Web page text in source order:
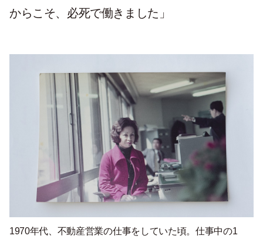
からこそ、必死で働きました」
1970年代、不動産営業の仕事をしていた頃。仕事中の1